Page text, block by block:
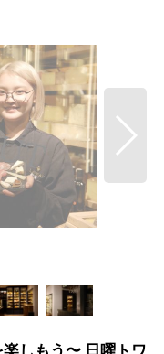
しもう〜 日曜トワ